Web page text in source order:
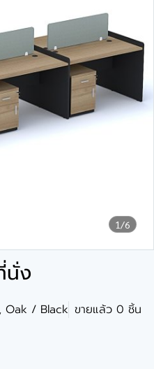
1/6
นั่ง
Oak / Black ขายแล้ว 0 ชิ้น